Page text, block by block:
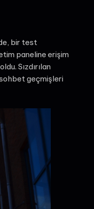
bir test
paneline erişim
Sızdırılan
geçmişleri